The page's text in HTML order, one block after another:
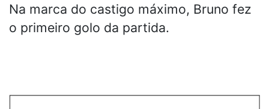
Na marca do castigo máximo, Bruno fez
o primeiro golo da partida.